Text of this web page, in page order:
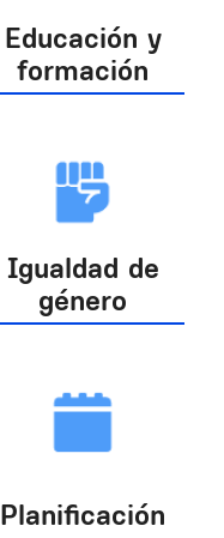
Educación y
formación
Igualdad de
género
Planificación